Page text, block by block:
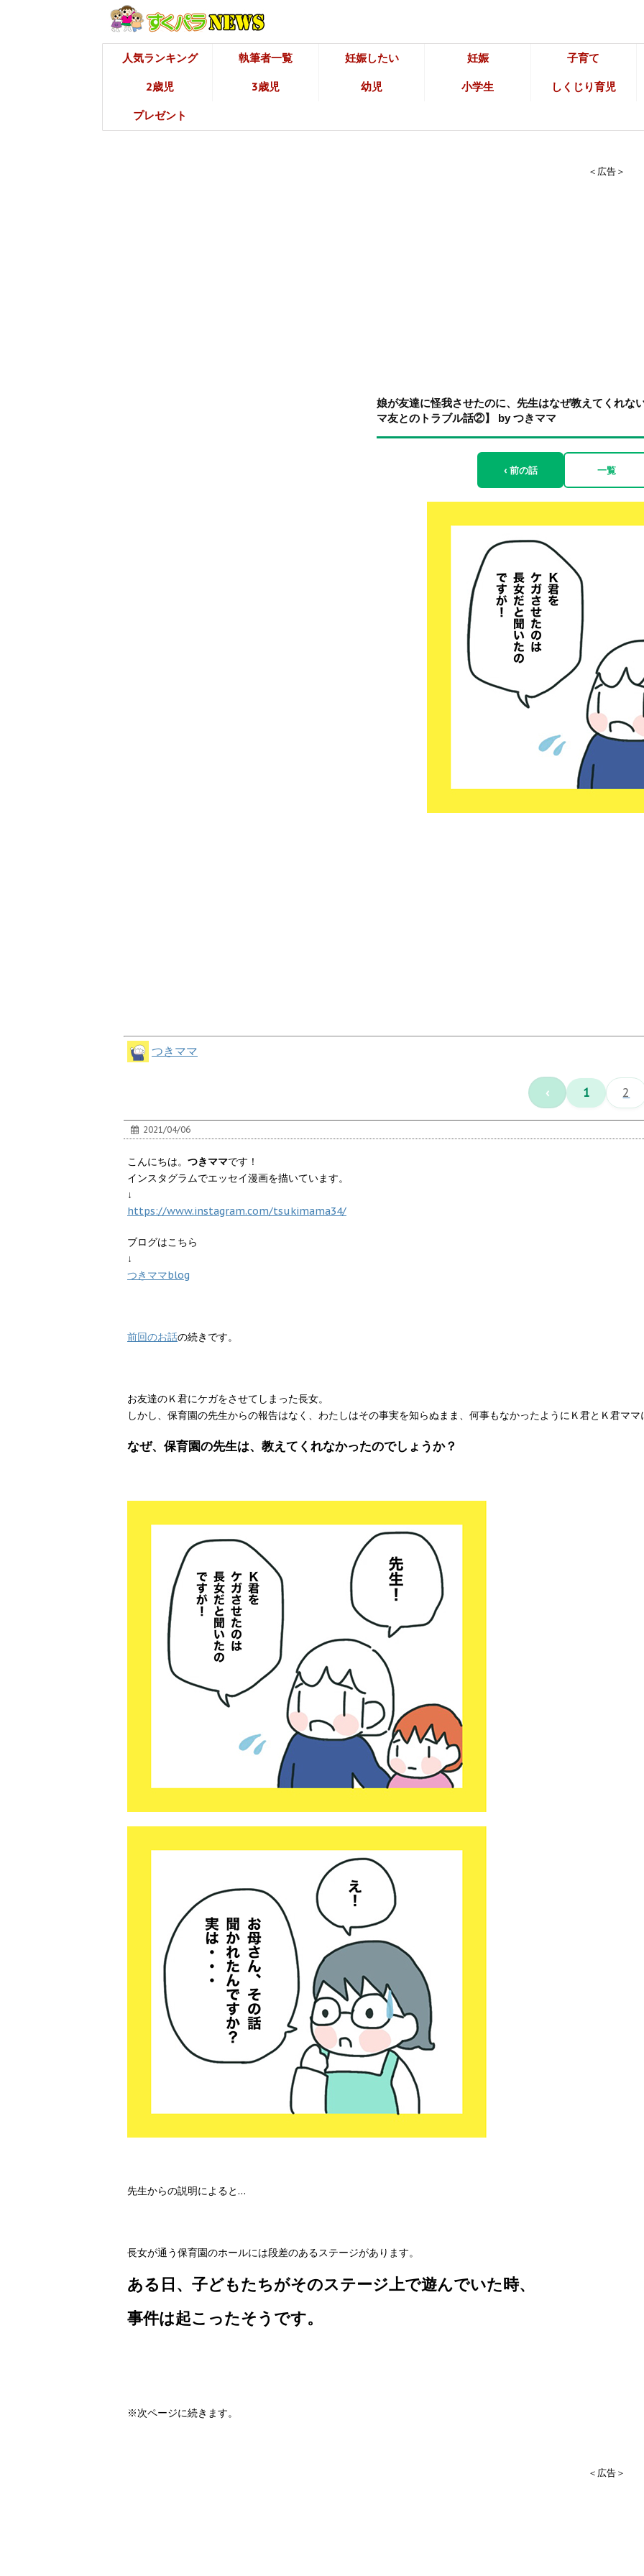
人気ランキング 執筆者一覧 妊娠したい 妊娠 子育て
2歳児 3歳児 幼児 小学生 しくじり育児
プレゼント
＜広告＞
娘が友達に怪我させたのに、先生はなぜ教えてくれな
マ友とのトラブル話②】 by つきママ
‹ 前の話 一覧
つきママ
‹ 1 2
2021/04/06
こんにちは。 つきママです！
インスタグラムでエッセイ漫画を描いています。
↓
https://www.instagram.com/tsukimama34/
ブログはこちら
↓
つきママblog
前回のお話の続きです。
お友達のＫ君にケガをさせてしまった長女。
しかし、保育園の先生からの報告はなく、わたしはその事実を知らぬまま、何事もなかったようにＫ君とＫ君マ
なぜ、 保育園の先生は、教えてくれなかったのでしょうか？
先生からの説明によると…
長女が通う保育園のホールには段差のあるステージがあります。
ある日、 子どもたちがそのステージ上で遊んでいた時、
事件は起こったそうです。
※次ページに続きます。
＜広告＞